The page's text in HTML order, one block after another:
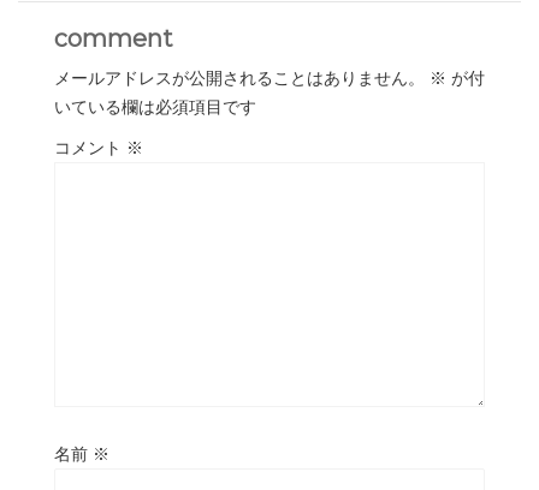
comment
メールアドレスが公開されることはありません。 ※ が付
いている欄は必須項目です
コメント ※
名前 ※